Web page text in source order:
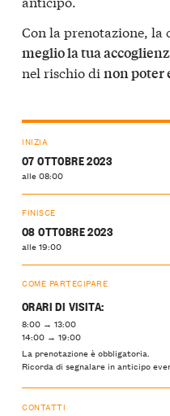
Con la prenotazione, la
meglio la tua
nel rischio di non poter
INIZIA
07 OTTOBRE 2023
alle 08:00
FINISCE
08 OTTOBRE 2023
alle 19:00
COME PARTECIPARE
ORARI DI VISITA:
8:00 → 13:00
14:00 → 19:00
La prenotazione è obbligatoria.
Ricorda di segnalare in anticipo
CONTATTI